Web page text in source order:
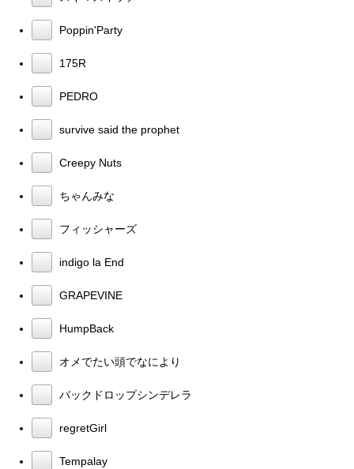
Poppin'Party
175R
PEDRO
survive said the prophet
Creepy Nuts
ちゃんみな
フィッシャーズ
indigo la End
GRAPEVINE
HumpBack
オメでたい頭でなにより
バックドロップシンデレラ
regretGirl
Tempalay